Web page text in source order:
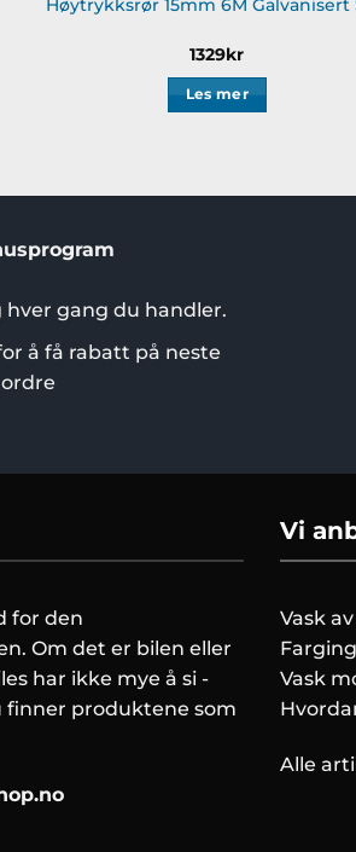
1329kr
Les mer
hver gang du handler.
å få rabatt på neste
ordre
for den
Om det er bilen eller
har ikke mye å si -
finner produktene som
Vi
Vask
Vask
Alle